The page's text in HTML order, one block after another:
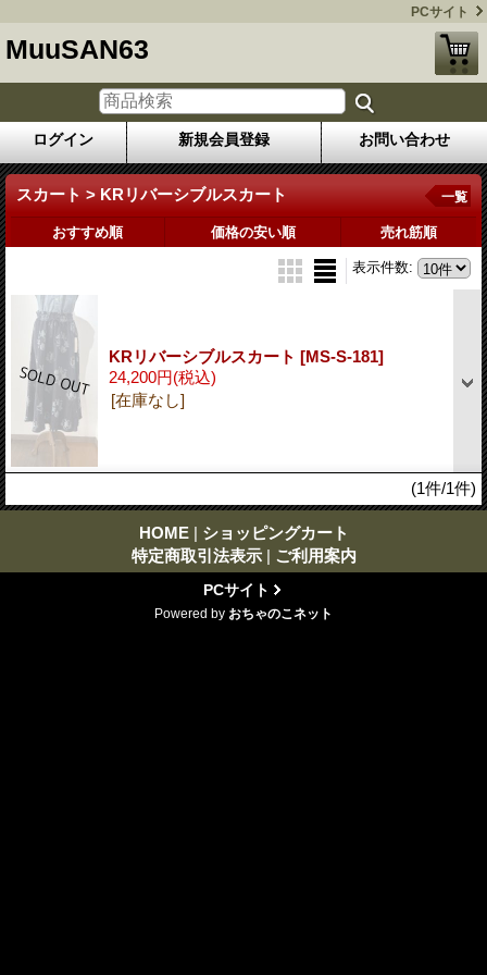
PCサイト
MuuSAN63
ログイン 新規会員登録 お問い合わせ
スカート > KRリバーシブルスカート 一覧
おすすめ順 価格の安い順 売れ筋順
表示件数:
KRリバーシブルスカート [MS-S-181]
24,200円(税込)
[在庫なし]
(1件/1件)
HOME | ショッピングカート
特定商取引法表示 | ご利用案内
PCサイト
Powered by おちゃのこネット